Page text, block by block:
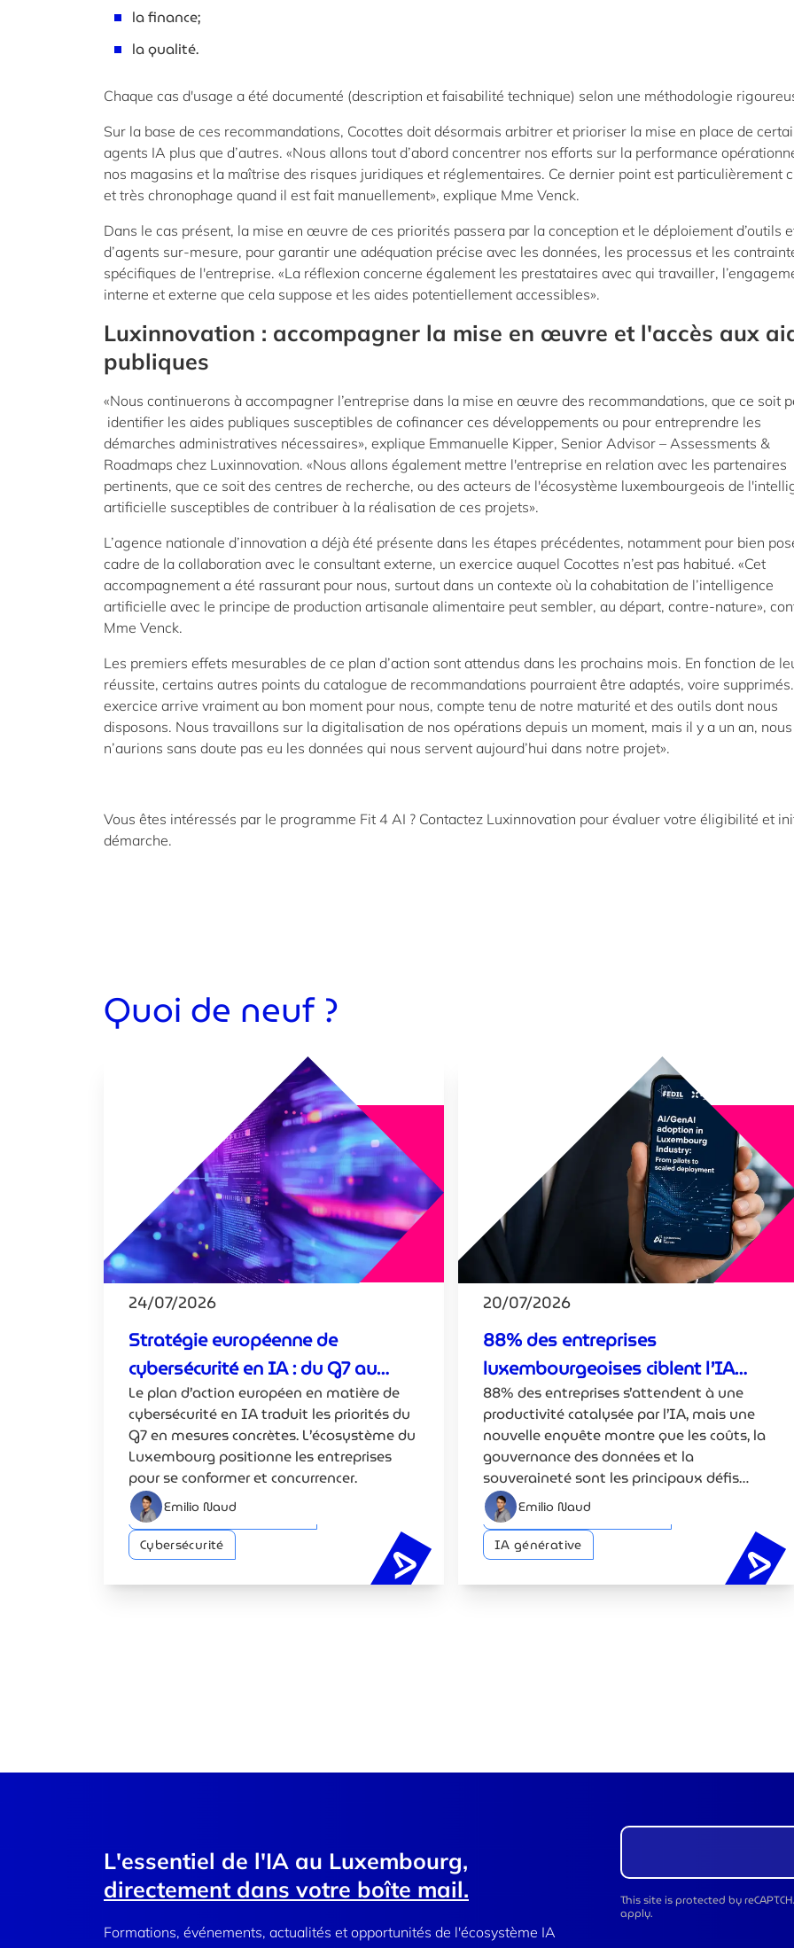
la finance;
la qualité.
Chaque cas d'usage a été documenté (description et faisabilité technique) selon une méthodologie
Sur la base de ces recommandations, Cocottes doit désormais arbitrer et prioriser la mise en place de
agents IA plus que d’autres. «Nous allons tout d’abord concentrer nos efforts sur la performance
nos magasins et la maîtrise des risques juridiques et réglementaires. Ce dernier point est particulièrement
et très chronophage quand il est fait manuellement», explique Mme Venck.
Dans le cas présent, la mise en œuvre de ces priorités passera par la conception et le déploiement d’outils
d’agents sur-mesure, pour garantir une adéquation précise avec les données, les processus et les
spécifiques de l'entreprise. «La réflexion concerne également les prestataires avec qui travailler,
interne et externe que cela suppose et les aides potentiellement accessibles».
Luxinnovation : accompagner la mise en œuvre et l'accès aux
publiques
«Nous continuerons à accompagner l’entreprise dans la mise en œuvre des recommandations, que ce soit
identifier les aides publiques susceptibles de cofinancer ces développements ou pour entreprendre les
démarches administratives nécessaires», explique Emmanuelle Kipper, Senior Advisor – Assessments &
Roadmaps chez Luxinnovation. «Nous allons également mettre l'entreprise en relation avec les partenaires
pertinents, que ce soit des centres de recherche, ou des acteurs de l'écosystème luxembourgeois de
artificielle susceptibles de contribuer à la réalisation de ces projets».
L’agence nationale d’innovation a déjà été présente dans les étapes précédentes, notamment pour bien
cadre de la collaboration avec le consultant externe, un exercice auquel Cocottes n’est pas habitué. «Cet
accompagnement a été rassurant pour nous, surtout dans un contexte où la cohabitation de l’intelligence
artificielle avec le principe de production artisanale alimentaire peut sembler, au départ, contre-nature»,
Mme Venck.
Les premiers effets mesurables de ce plan d’action sont attendus dans les prochains mois. En fonction de
réussite, certains autres points du catalogue de recommandations pourraient être adaptés, voire
exercice arrive vraiment au bon moment pour nous, compte tenu de notre maturité et des outils dont nous
disposons. Nous travaillons sur la digitalisation de nos opérations depuis un moment, mais il y a un an, nous
n’aurions sans doute pas eu les données qui nous servent aujourd’hui dans notre projet».
Vous êtes intéressés par le programme Fit 4 AI ? Contactez Luxinnovation pour évaluer votre éligibilité et
démarche.
Quoi de neuf ?
24/07/2026
Stratégie européenne de
cybersécurité en IA : du G7 au
Luxembourg
Le plan d’action européen en matière de
cybersécurité en IA traduit les priorités du
G7 en mesures concrètes. L’écosystème du
Luxembourg positionne les entreprises
pour se conformer et concurrencer.
Emilio Naud
Cybersécurité
Intelligence artificielle (IA)
Stratégie européenne de cybersécurité en IA : du G7 au
20/07/2026
88% des entreprises
luxembourgeoises ciblent l’IA
pour la productivité
88% des entreprises s’attendent à une
productivité catalysée par l’IA, mais une
nouvelle enquête montre que les coûts, la
gouvernance des données et la
souveraineté sont les principaux défis
ralentissant les retours sur investissement.
Emilio Naud
IA générative
Intelligence artificielle (IA)
L'essentiel de l'IA au Luxembourg,
directement dans votre boîte mail.
Formations, événements, actualités et opportunités de l'écosystème IA
This site is protected by
apply.